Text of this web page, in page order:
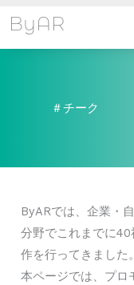
を
ByAR
＃チーク
ByARでは、企業・
分野でこれまでに40
作を行ってきました。
本ページでは、プロ